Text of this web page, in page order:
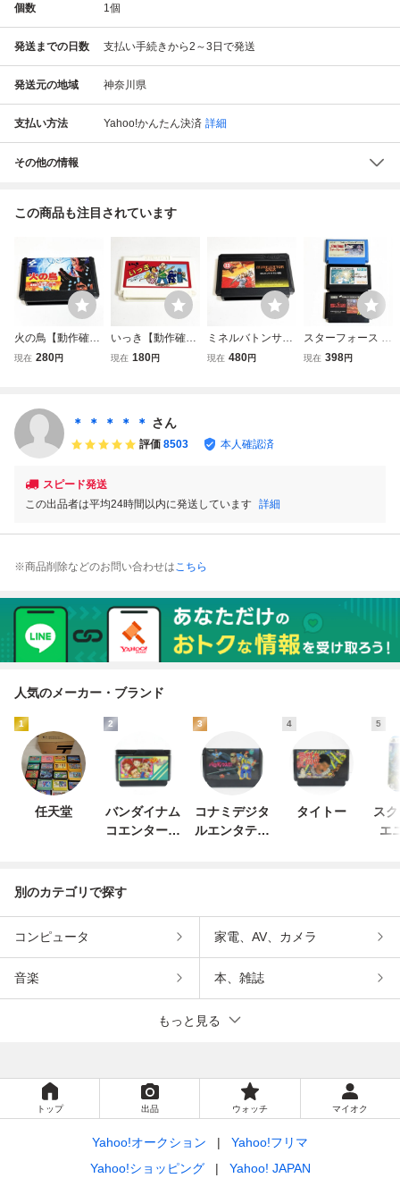
個数 1個
発送までの日数 支払い手続きから2～3日で発送
発送元の地域 神奈川県
支払い方法 Yahoo!かんたん決済 詳細
その他の情報
この商品も注目されています
火の鳥【動作確認
済】８本まで同梱
現在 280円
いっき【動作確認
済】８本まで同梱
現在 180円
ミネルバトンサー
ガ【動作確認済】
現在 480円
スターフォース ス
ーパースターフォ
現在 398円
＊ ＊ ＊ ＊ ＊ さん
評価 8503 本人確認済
スピード発送
この出品者は平均24時間以内に発送しています 詳細
※商品削除などのお問い合わせはこちら
人気のメーカー・ブランド
1
任天堂
2
バンダイナム
コエンターテ
3
コナミデジタ
ルエンタテイ
4
タイトー
5
ス
エ
別のカテゴリで探す
コンピュータ 家電、AV、カメラ
音楽 本、雑誌
もっと見る
トップ 出品 ウォッチ マイオク
Yahoo!オークション
Yahoo!フリマ
Yahoo!ショッピング
Yahoo! JAPAN